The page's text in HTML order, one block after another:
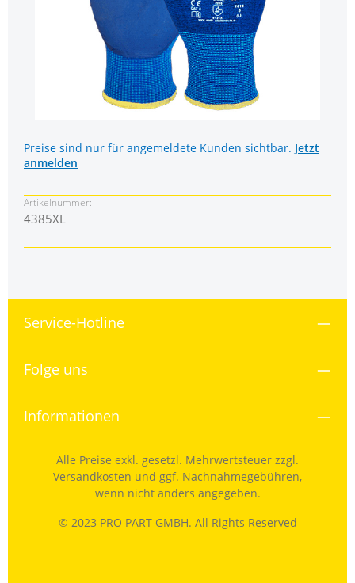
Preise sind nur für angemeldete Kunden sichtbar. Jetzt
anmelden
Artikelnummer:
4385XL
Service-Hotline
Folge uns
Informationen
© 2023 PRO PART GMBH. All Rights Reserved
Alle Preise exkl. gesetzl. Mehrwertsteuer zzgl.
Versandkosten und ggf. Nachnahmegebühren,
wenn nicht anders angegeben.